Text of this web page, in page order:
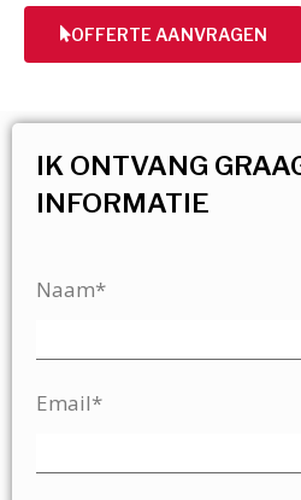
OFFERTE AANVRAGEN
IK ONTVANG
INFORMATIE
Naam*
Email*